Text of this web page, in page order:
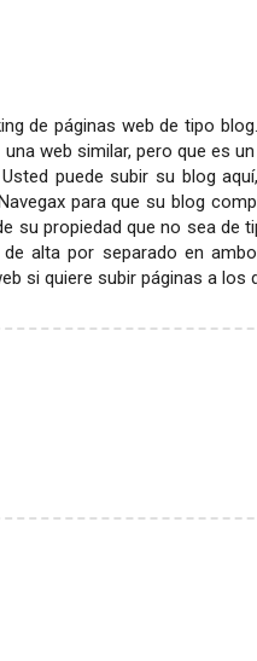
de páginas web de tipo
una web similar, pero que es
puede subir su blog
para que su blog
su propiedad que no sea de
alta por separado en
si quiere subir páginas a los